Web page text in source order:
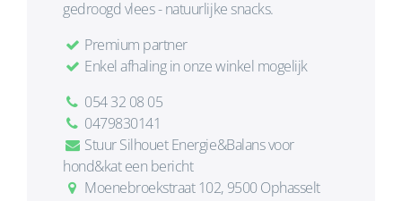
gedroogd vlees - natuurlijke snacks.
Premium partner
Enkel afhaling in onze winkel mogelijk
054 32 08 05
0479830141
Stuur Silhouet Energie&Balans voor
hond&kat een bericht
Moenebroekstraat 102, 9500 Ophasselt